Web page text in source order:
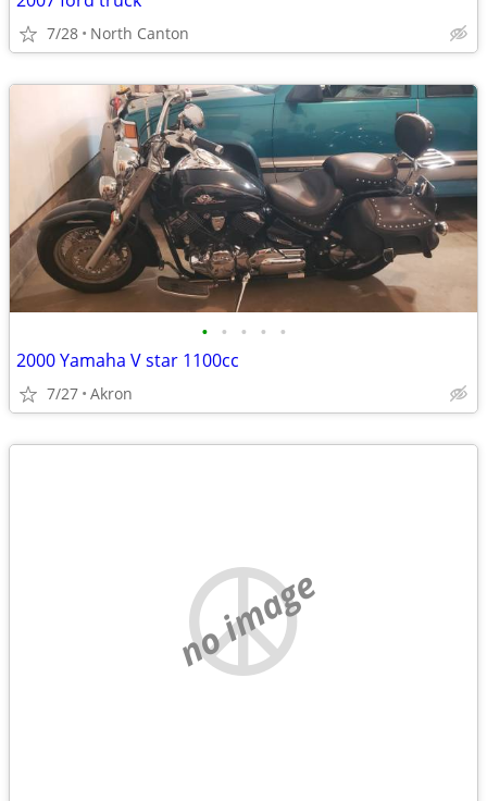
7/28 North Canton
• • • • •
2000 Yamaha V star 1100cc
7/27 Akron
no image